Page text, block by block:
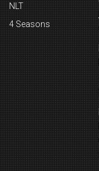
NLT
4 Seasons